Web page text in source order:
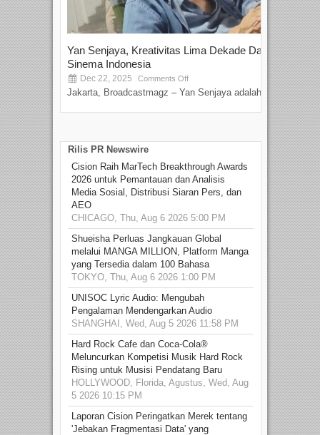
Yan Senjaya, Kreativitas Lima Dekade Dalam
Sinema Indonesia
Dec 22, 2025 Comments Off
Jakarta, Broadcastmagz – Yan Senjaya adalah...
Rilis PR Newswire
Cision Raih MarTech Breakthrough Awards
2026 untuk Pemantauan dan Analisis
Media Sosial, Distribusi Siaran Pers, dan
AEO
CHICAGO, Thu, Aug 6 2026 5:00 PM
Shueisha Perluas Jangkauan Global
melalui MANGA MILLION, Platform Manga
yang Tersedia dalam 100 Bahasa
TOKYO, Thu, Aug 6 2026 1:00 PM
UNISOC Lyric Audio: Mengubah
Pengalaman Mendengarkan Audio
SHANGHAI, Wed, Aug 5 2026 11:58 PM
Hard Rock Cafe dan Coca-Cola®
Meluncurkan Kompetisi Musik Hard Rock
Rising untuk Musisi Pendatang Baru
HOLLYWOOD, Florida, Agustus, Wed, Aug
5 2026 10:15 PM
Laporan Cision Peringatkan Merek tentang
'Jebakan Fragmentasi Data' yang